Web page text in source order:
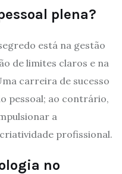
plena?
está na gestão
de limites claros e na
carreira de sucesso
pessoal; ao contrário,
a
profissional.
no